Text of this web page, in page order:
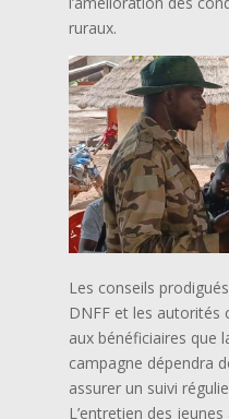
ruraux.
Les conseils
DNFF et les autorités
aux bénéficiaires que
campagne dépendra
assurer un suivi
L’entretien des